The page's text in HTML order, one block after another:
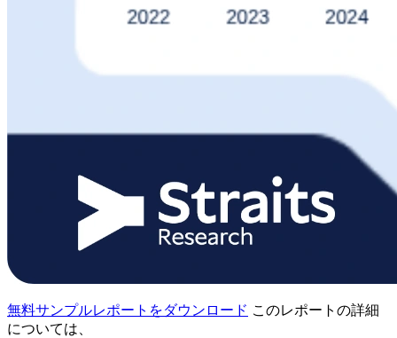
無料サンプルレポートをダウンロード このレポートの詳細
については、